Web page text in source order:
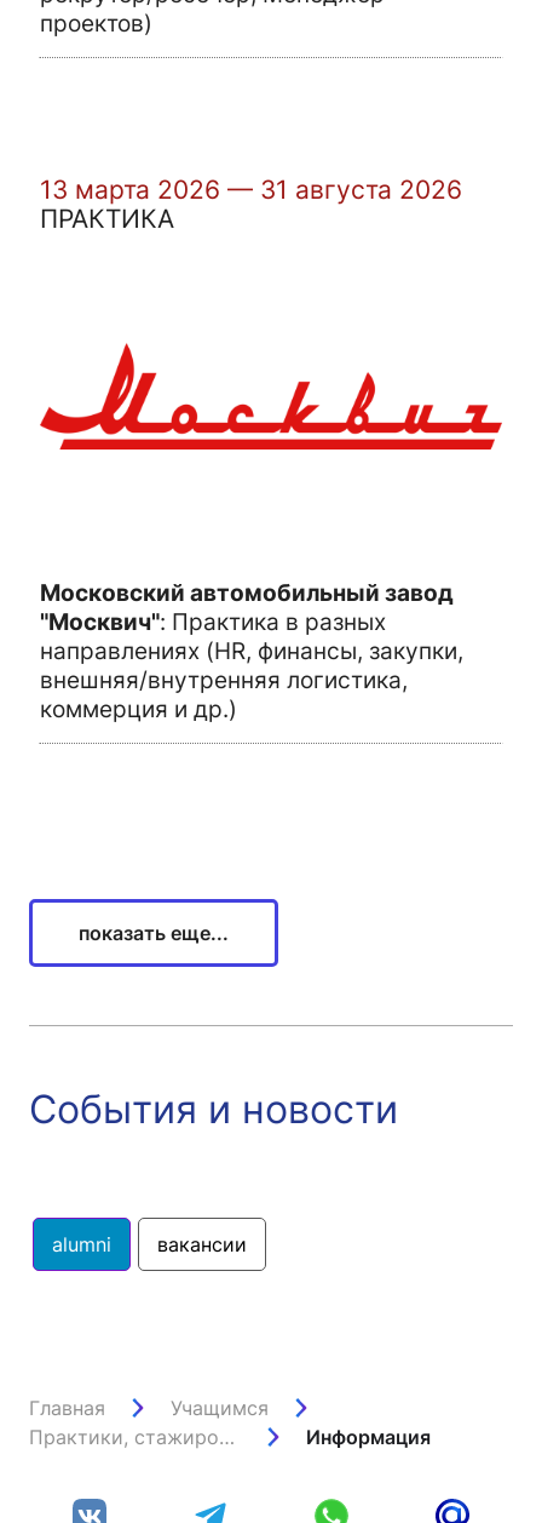
проектов)
13 марта 2026 — 31 августа 2026
ПРАКТИКА
Московский автомобильный завод
"Москвич": Практика в разных
направлениях (HR, финансы, закупки,
внешняя/внутренняя логистика,
коммерция и др.)
показать еще...
События и новости
alumni вакансии
Главная
Учащимся
Практики, стажировки и трудоустройство
Информация